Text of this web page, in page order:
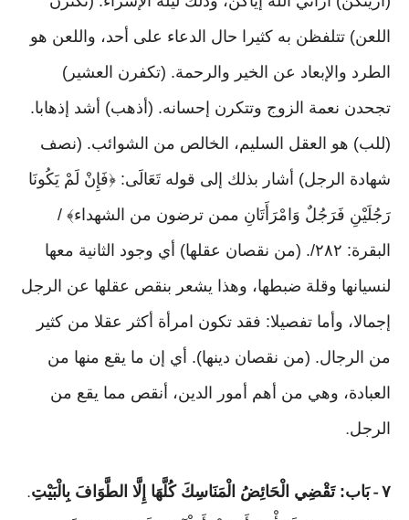
اللعن) تتلفظن به كثيرا حال الدعاء على أحد، واللعن هو
الطرد والإبعاد عن الخير والرحمة. (تكفرن العشير)
تجحدن نعمة الزوج وتتكرن إحسانه. (أذهب) أشد إذهابا.
(للب) هو العقل السليم، الخالص من الشوائب. (نصف
شهادة الرجل) أشار بذلك إلى قوله تَعَالَى: ﴿فَإِنْ لَمْ يَكُونَا
رَجُلَيْنِ فَرَجُلٌ وَامْرَأَتَانِ ممن ترضون من الشهداء﴾ /
البقرة: ٢٨٢/. (من نقصان عقلها) أي وجود الثانية معها
لنسيانها وقلة ضبطها، وهذا يشعر بنقص عقلها عن الرجل
إجمالا، وأما تفصيلا: فقد تكون امرأة أكثر عقلا من كثير
من الرجال. (من نقصان دينها). أي إن ما يقع منها من
العبادة، وهي من أهم أمور الدين، أنقص مما يقع من
الرجل.
٧ -بَاب: تَقْضِي الْحَائِضُ الْمَنَاسِكَ كُلَّهَا إِلَّا الطَّوَافَ بِالْبَيْتِ.